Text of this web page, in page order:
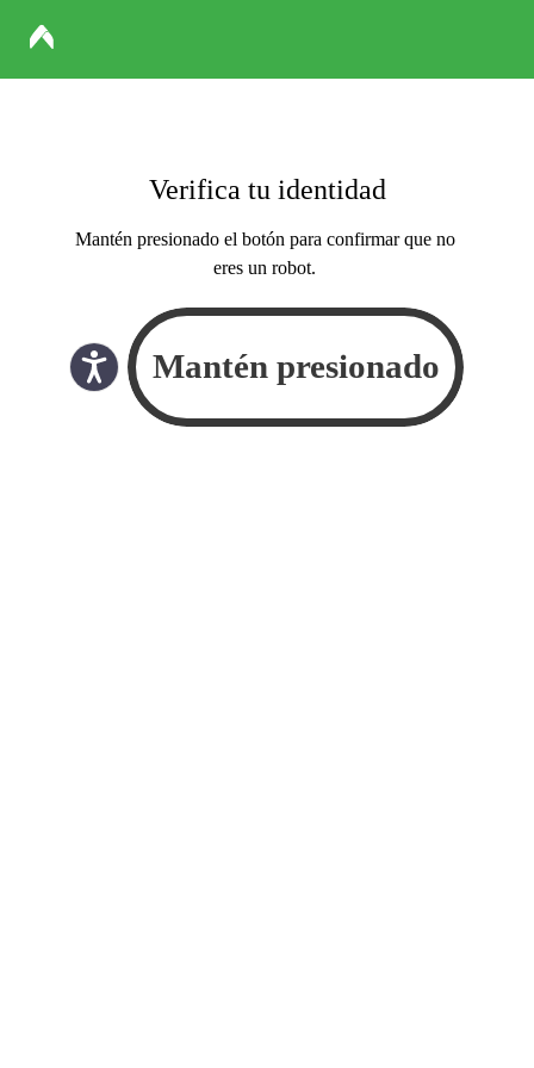
Verifica tu identidad
Mantén presionado el botón para confirmar que no
eres un robot.